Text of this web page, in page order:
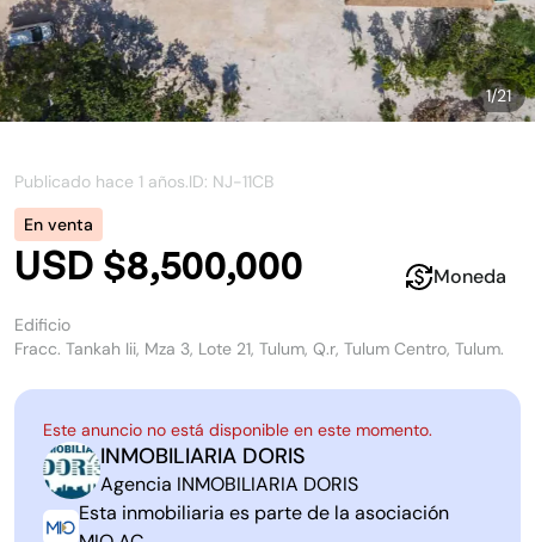
1/21
Publicado hace 1 años.ID: NJ-11CB
En venta
USD $8,500,000 Moneda
Edificio
Fracc. Tankah Iii, Mza 3, Lote 21, Tulum, Q.r, Tulum Centro, Tulum.
Este anuncio no está disponible en este momento.
ID INMOBILIARIA DORIS
Agencia INMOBILIARIA DORIS
Esta inmobiliaria es parte de la asociación